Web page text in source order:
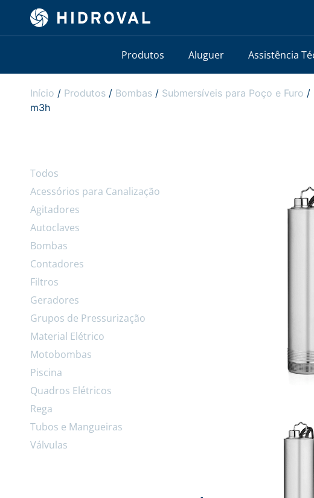
Produtos Aluguer Assistência
Início / Produtos / Bombas / Submersíveis para Poço e Furo /
m3h
Todos
Acessórios para Canalização
Agitadores
Autoclaves
Bombas
Contadores
Filtros
Geradores
Grupos de Pressurização
Material Elétrico
Motobombas
Piscina
Quadros Elétricos
Rega
Tubos e Mangueiras
Válvulas